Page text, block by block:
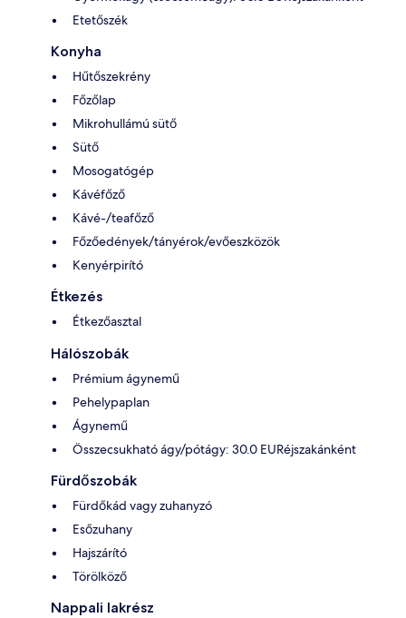
Etetőszék
Konyha
Hűtőszekrény
Főzőlap
Mikrohullámú sütő
Sütő
Mosogatógép
Kávéfőző
Kávé-/teafőző
Főzőedények/tányérok/evőeszközök
Kenyérpirító
Étkezés
Étkezőasztal
Hálószobák
Prémium ágynemű
Pehelypaplan
Ágynemű
Összecsukható ágy/pótágy: 30.0 EURéjszakánként
Fürdőszobák
Fürdőkád vagy zuhanyzó
Esőzuhany
Hajszárító
Törölköző
Nappali lakrész